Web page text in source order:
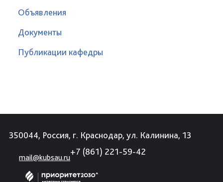
Объявления
Документы
Публикации кафедры
350044, Россия, г. Краснодар, ул. Калинина, 13
mail@kubsau.ru
+7 (861) 221-59-42